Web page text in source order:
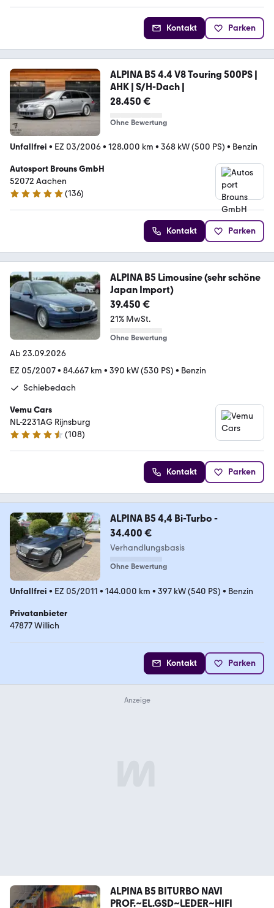
Kontakt Parken
ALPINA B5 4.4 V8 Touring 500PS |
AHK | S/H-Dach |
28.450 €
Ohne Bewertung
Unfallfrei • EZ 03/2006• 128.000 km • 368 kW (500 PS) • Benzin
Autosport Brouns GmbH
52072 Aachen
4.9 Sterne
(136)
Kontakt Parken
ALPINA B5 Limousine (sehr schöne
Japan Import)
39.450 €
21% MwSt.
Ohne Bewertung
Ab 23.09.2026
EZ 05/2007• 84.667 km • 390 kW (530 PS) • Benzin
Schiebedach
Vemu Cars
NL-2231AG Rijnsburg
4.4 Sterne
(108)
Kontakt Parken
ALPINA B5 4,4 Bi-Turbo -
34.400 €
Verhandlungsbasis
Ohne Bewertung
Unfallfrei • EZ 05/2011 • 144.000 km • 397 kW (540 PS) • Benzin
Privatanbieter
47877 Willich
Kontakt Parken
ALPINA B5 BITURBO NAVI
PROF.~EL.GSD~LEDER~HIFI